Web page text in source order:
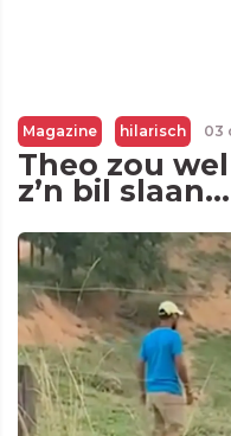
Magazine hilarisch 03
Theo zou
z’n bil slaan…